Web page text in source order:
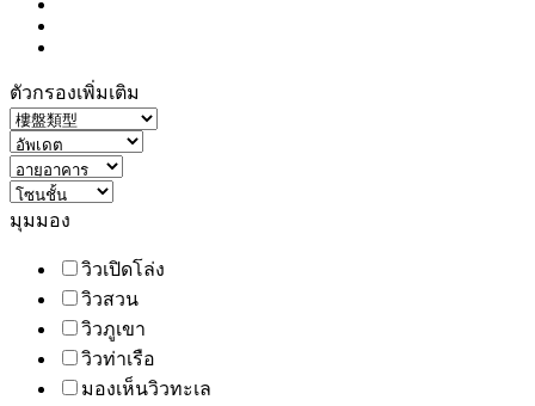
ตัวกรองเพิ่มเติม
มุมมอง
วิวเปิดโล่ง
วิวสวน
วิวภูเขา
วิวท่าเรือ
มองเห็นวิวทะเล